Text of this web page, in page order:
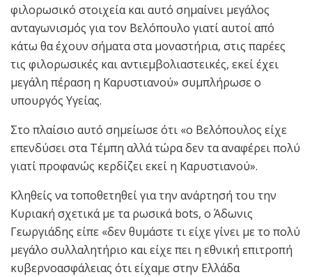
φιλορωσικό στοιχεία και αυτό σημαίνει μεγάλος
ανταγωνισμός για τον Βελόπουλο γιατί αυτοί από
κάτω θα έχουν σήματα στα μοναστήρια, στις παρέες
τις φιλορωσικές και αντιεμβολιαστεικές, εκεί έχει
μεγάλη πέραση η Καρυστιανού» συμπλήρωσε ο
υπουργός Υγείας.
Στο πλαίσιο αυτό σημείωσε ότι «ο Βελόπουλος είχε
επενδύσει στα Τέμπη αλλά τώρα δεν τα αναφέρει πολύ
γιατί προφανώς κερδίζει εκεί η Καρυστιανού».
Κληθείς να τοποθετηθεί για την ανάρτησή του την
Κυριακή σχετικά με τα ρωσικά bots, ο Άδωνις
Γεωργιάδης είπε «δεν θυμάστε τι είχε γίνει με το πολύ
μεγάλο συλλαλητήριο και είχε πει η εθνική επιτροπή
κυβερνοασφάλειας ότι είχαμε στην Ελλάδα